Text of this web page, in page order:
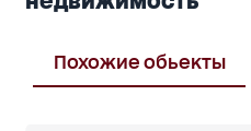
Похожие обьекты